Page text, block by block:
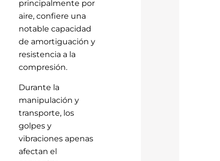
principalmente por
aire, confiere una
notable capacidad
de amortiguación y
resistencia a la
compresión.
Durante la
manipulación y
transporte, los
golpes y
vibraciones apenas
afectan el